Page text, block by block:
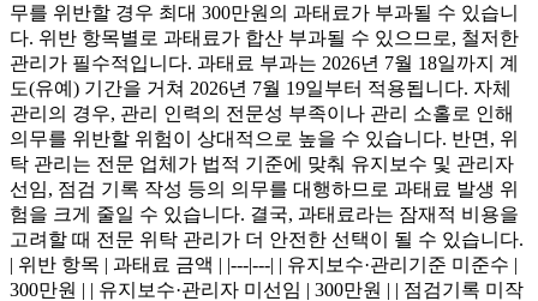
무를 위반할 경우 최대 300만원의 과태료가 부과될 수 있습니
다. 위반 항목별로 과태료가 합산 부과될 수 있으므로, 철저한
관리가 필수적입니다. 과태료 부과는 2026년 7월 18일까지 계
도(유예) 기간을 거쳐 2026년 7월 19일부터 적용됩니다. 자체
관리의 경우, 관리 인력의 전문성 부족이나 관리 소홀로 인해
의무를 위반할 위험이 상대적으로 높을 수 있습니다. 반면, 위
탁 관리는 전문 업체가 법적 기준에 맞춰 유지보수 및 관리자
선임, 점검 기록 작성 등의 의무를 대행하므로 과태료 발생 위
험을 크게 줄일 수 있습니다. 결국, 과태료라는 잠재적 비용을
고려할 때 전문 위탁 관리가 더 안전한 선택이 될 수 있습니다.
| 위반 항목 | 과태료 금액 | |---|---| | 유지보수·관리기준 미준수 |
300만원 | | 유지보수·관리자 미선임 | 300만원 | | 점검기록 미작